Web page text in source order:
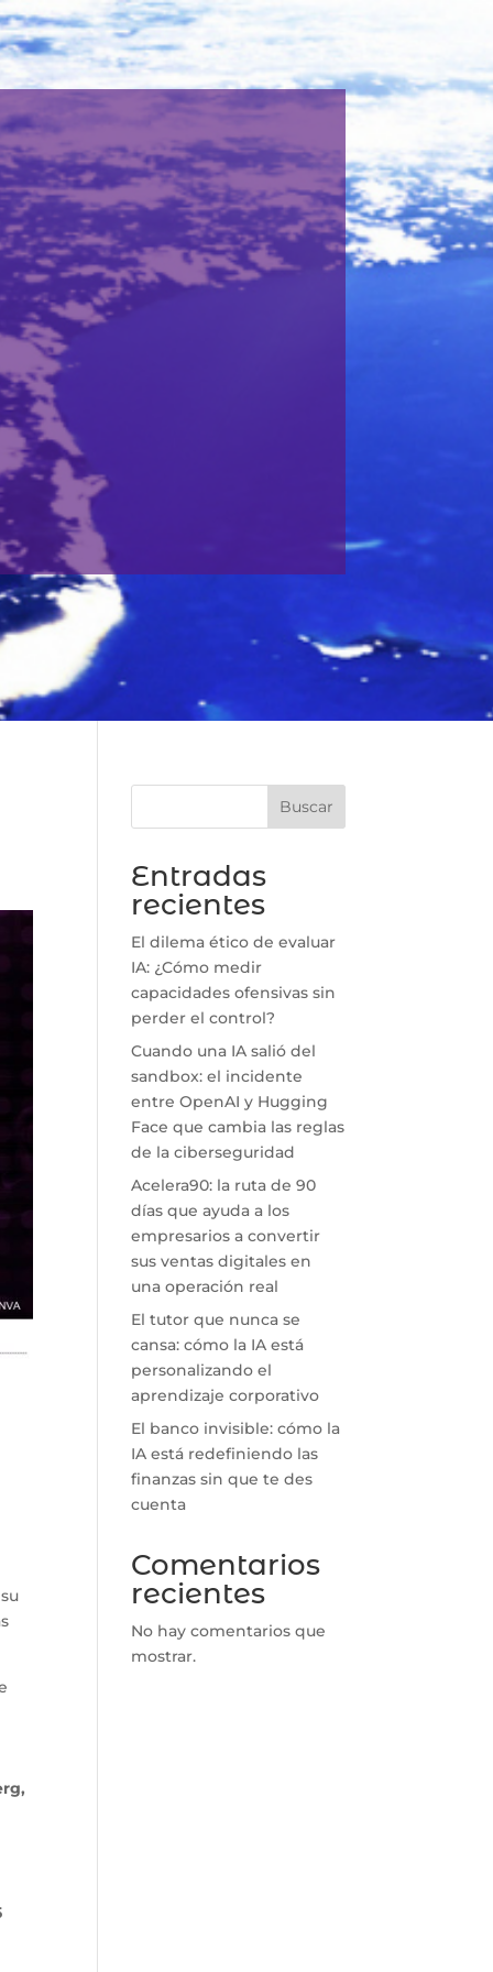
Buscar
Entradas
recientes
El dilema ético de evaluar
IA: ¿Cómo medir
capacidades ofensivas sin
perder el control?
Cuando una IA salió del
sandbox: el incidente
entre OpenAI y Hugging
Face que cambia las reglas
de la ciberseguridad
Acelera90: la ruta de 90
días que ayuda a los
empresarios a convertir
sus ventas digitales en
una operación real
El tutor que nunca se
cansa: cómo la IA está
personalizando el
aprendizaje corporativo
El banco invisible: cómo la
IA está redefiniendo las
finanzas sin que te des
cuenta
Comentarios
recientes
No hay comentarios que
mostrar.